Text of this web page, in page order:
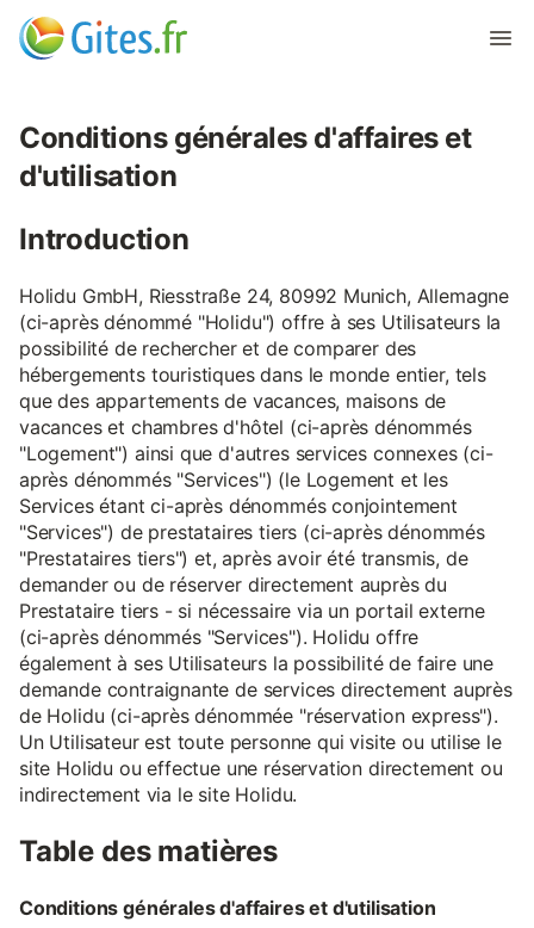
Conditions générales d'affaires et
d'utilisation
Introduction
Holidu GmbH, Riesstraße 24, 80992 Munich, Allemagne
(ci-après dénommé "Holidu") offre à ses Utilisateurs la
possibilité de rechercher et de comparer des
hébergements touristiques dans le monde entier, tels
que des appartements de vacances, maisons de
vacances et chambres d'hôtel (ci-après dénommés
"Logement") ainsi que d'autres services connexes (ci-
après dénommés "Services") (le Logement et les
Services étant ci-après dénommés conjointement
"Services") de prestataires tiers (ci-après dénommés
"Prestataires tiers") et, après avoir été transmis, de
demander ou de réserver directement auprès du
Prestataire tiers - si nécessaire via un portail externe
(ci-après dénommés "Services"). Holidu offre
également à ses Utilisateurs la possibilité de faire une
demande contraignante de services directement auprès
de Holidu (ci-après dénommée "réservation express").
Un Utilisateur est toute personne qui visite ou utilise le
site Holidu ou effectue une réservation directement ou
indirectement via le site Holidu.
Table des matières
Conditions générales d'affaires et d'utilisation